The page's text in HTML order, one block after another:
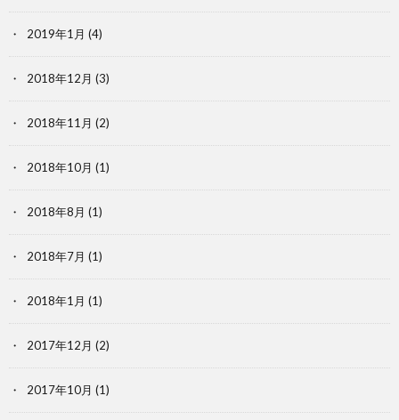
2019年1月 (4)
2018年12月 (3)
2018年11月 (2)
2018年10月 (1)
2018年8月 (1)
2018年7月 (1)
2018年1月 (1)
2017年12月 (2)
2017年10月 (1)